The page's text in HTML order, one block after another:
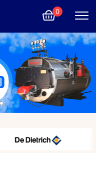
0
02-12
Каталог